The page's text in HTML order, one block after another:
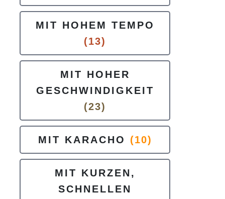
MIT HOHEM TEMPO
(13)
MIT HOHER
GESCHWINDIGKEIT
(23)
MIT KARACHO (10)
MIT KURZEN,
SCHNELLEN